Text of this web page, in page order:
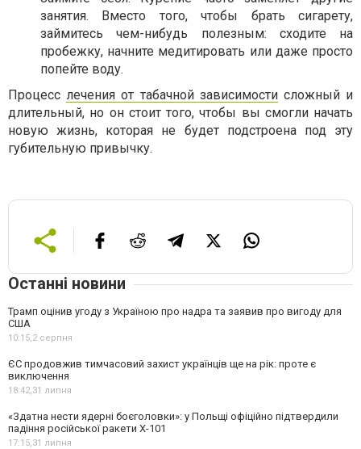
занятия. Вместо того, чтобы брать сигарету,
займитесь чем-нибудь полезным: сходите на
пробежку, начните медитировать или даже просто
попейте воду.
Процесслечения от табачной зависимостисложный и
длительный, но он стоит того, чтобы вы смогли начать
новую жизнь, которая не будет подстроена под эту
губительную привычку.
Останні новини
Трамп оцінив угоду з Україною про надра та заявив про вигоду для
США
10:15,2 серпня
ЄС продовжив тимчасовий захист українців ще на рік: проте є
виключення
18:42,31 липня
«Здатна нести ядерні боєголовки»: у Польщі офіційно підтвердили
падіння російської ракети Х-101
17:15,31 липня